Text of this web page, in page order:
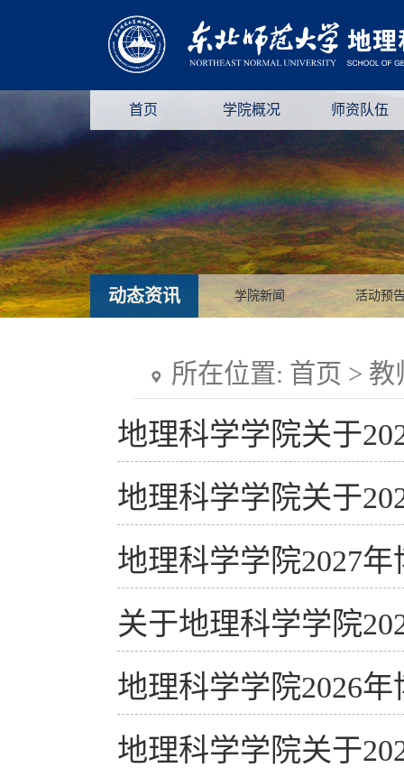
首页 学院概况 师资队伍
动态资讯 学院新闻 活动预
所在位置: 首页 > 教
地理科学学院关于
地理科学学院关于
地理科学学院2027
关于地理科学学院
地理科学学院2026
地理科学学院关于